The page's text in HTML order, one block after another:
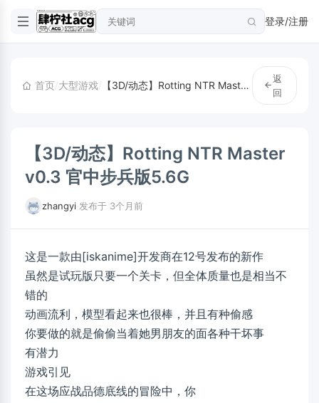
登录/注册
首页/大型游戏/ 【3D/动态】Rotting NTR Master v0.3 官中步兵版5.6G
返
回
【3D/动态】Rotting NTR Master
v0.3 官中步兵版5.6G
zhangyi 发布于 3个月前
这是一款由[iskanime]开发商在12号发布的新作
虽然是试玩版只要一个关卡，但全体质量也是相当不
错的
动画流利，模型看起来也很棒，并且有种偷感
你要做的就是偷偷当着她男朋友的面各种干坏事
有潜力
游戏引见
在这场应战品德底线的冒险中，你